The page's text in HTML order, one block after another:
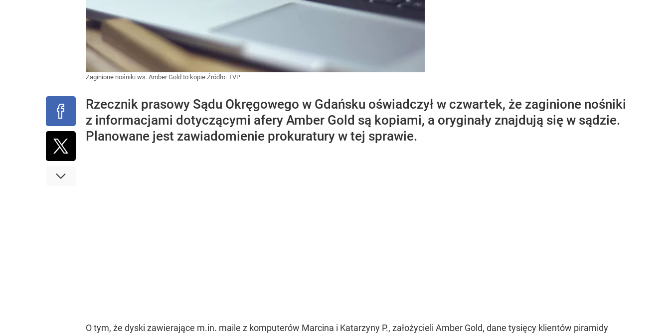
Zaginione nośniki ws. Amber Gold to kopie Źródło: TVP
Rzecznik prasowy Sądu Okręgowego w Gdańsku oświadczył w czwartek, że zaginione nośniki
z informacjami dotyczącymi afery Amber Gold są kopiami, a oryginały znajdują się w sądzie.
Planowane jest zawiadomienie prokuratury w tej sprawie.
O tym, że dyski zawierające m.in. maile z komputerów Marcina i Katarzyny P., założycieli Amber Gold, dane tysięcy klientów piramidy